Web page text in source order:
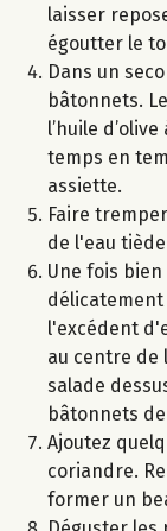
laisser
égoutter le
Dans un
bâtonnets.
l’huile
temps en
assiette.
Faire
de l'eau
Une fois
l'excédent
au centre de
salade
bâtonnets
Ajoutez
coriandre.
former un